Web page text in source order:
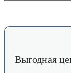
Выгодная